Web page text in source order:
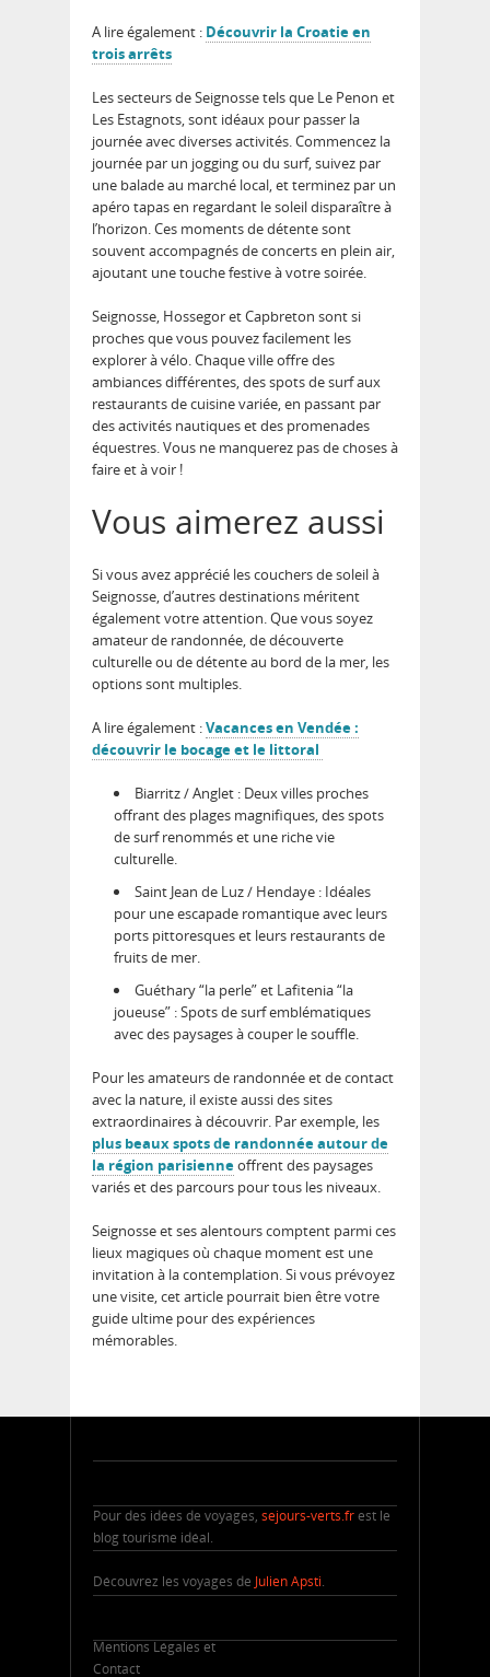
A lire également : Découvrir la Croatie en
trois arrêts
Les secteurs de Seignossetels que Le Penon et
Les Estagnots, sont idéaux pour passer la
journée avec diverses activités. Commencez la
journée par un jogging ou du surf, suivez par
une balade au marché local, et terminez par un
apéro tapasen regardant le soleil disparaître à
l’horizon. Ces moments de détente sont
souvent accompagnés de concerts en plein air,
ajoutant une touche festive à votre soirée.
Seignosse, Hossegor et Capbreton sont si
proches que vous pouvez facilement les
explorer à vélo. Chaque ville offre des
ambiances différentes, des spots de surf aux
restaurants de cuisine variée, en passant par
des activités nautiques et des promenades
équestres.Vous ne manquerez pas de choses à
faire et à voir !
Vous aimerez aussi
Si vous avez apprécié lescouchers de soleil à
Seignosse, d’autres destinations méritent
également votre attention. Que vous soyez
amateur de randonnée, de découverte
culturelle ou de détente au bord de la mer, les
options sont multiples.
A lire également :Vacances en Vendée :
découvrir le bocage et le littoral
Biarritz / Anglet : Deux villes proches
offrant des plages magnifiques, des spots
de surf renommés et une riche vie
culturelle.
Saint Jean de Luz / Hendaye : Idéales
pour une escapade romantique avec leurs
ports pittoresques et leurs restaurants de
fruits de mer.
Guéthary “la perle”et Lafitenia “la
joueuse” : Spots de surf emblématiques
avec des paysages à couper le souffle.
Pour les amateurs de randonnée et de contact
avec la nature, il existe aussi des sites
extraordinaires à découvrir. Par exemple, les
plus beaux spots de randonnée autour de
la région parisienneoffrent des paysages
variés et des parcours pour tous les niveaux.
Seignosse et ses alentours comptent parmi ces
lieux magiques où chaque moment est une
invitation à la contemplation. Si vous prévoyez
une visite, cet article pourrait bien être votre
guide ultime pour des expériences
mémorables.
Pour des idées de voyages, sejours-verts.frest le
blog tourisme idéal.
Découvrez les voyages de Julien Apsti.
Mentions Légales et
Contact